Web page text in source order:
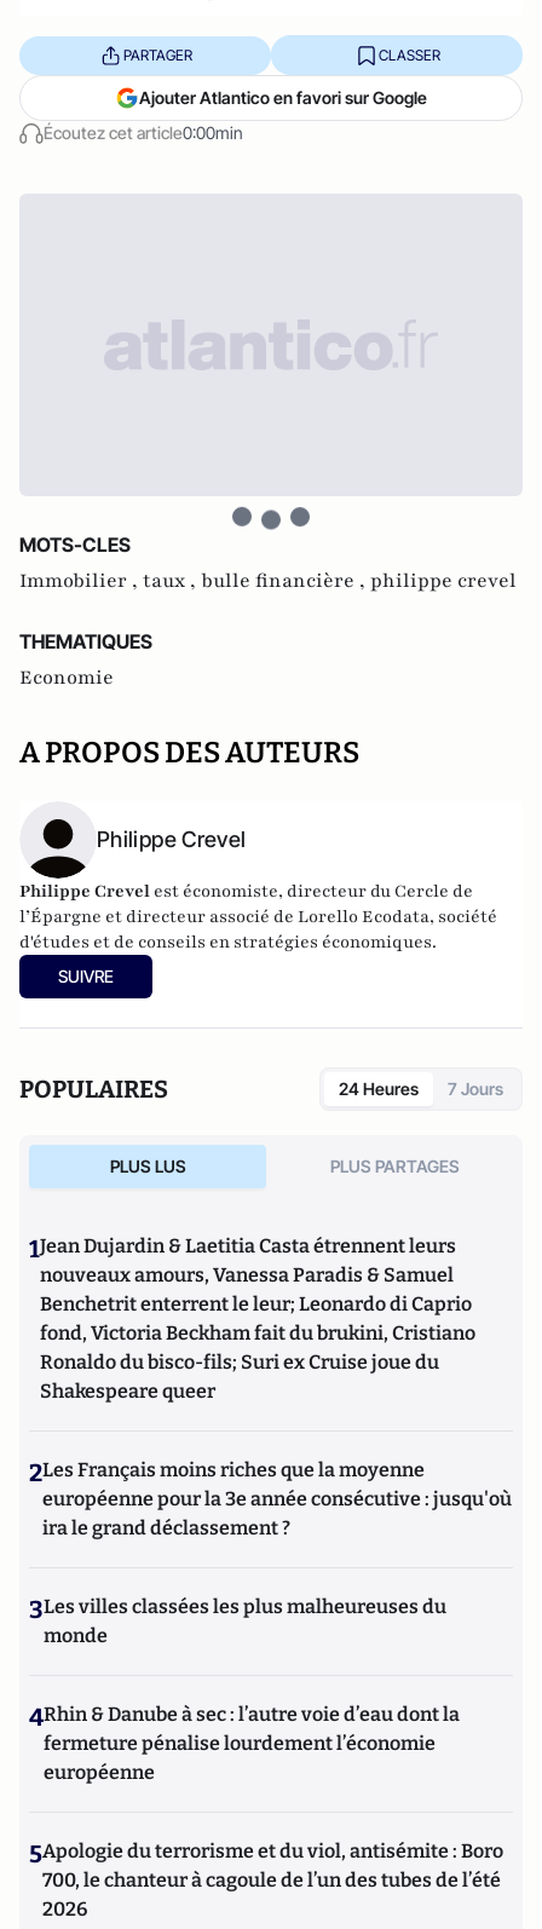
Écoutez cet article0:00min
PARTAGER CLASSER
Ajouter Atlantico en favori sur Google
MOTS-CLES
Immobilier , taux , bulle financière , philippe crevel
THEMATIQUES
Economie
A PROPOS DES AUTEURS
Philippe Crevel
Philippe Crevel est économiste, directeur du Cercle de
l’Épargne et directeur associé de Lorello Ecodata, société
d'études et de conseils en stratégies économiques.
SUIVRE
POPULAIRES 24 Heures 7 Jours
PLUS LUS PLUS PARTAGES
1Jean Dujardin & Laetitia Casta étrennent leurs
nouveaux amours, Vanessa Paradis & Samuel
Benchetrit enterrent le leur; Leonardo di Caprio
fond, Victoria Beckham fait du brukini, Cristiano
Ronaldo du bisco-fils; Suri ex Cruise joue du
Shakespeare queer
2Les Français moins riches que la moyenne
européenne pour la 3e année consécutive : jusqu'où
ira le grand déclassement ?
3Les villes classées les plus malheureuses du
monde
4Rhin & Danube à sec : l’autre voie d’eau dont la
fermeture pénalise lourdement l’économie
européenne
5Apologie du terrorisme et du viol, antisémite : Boro
700, le chanteur à cagoule de l’un des tubes de l’été
2026